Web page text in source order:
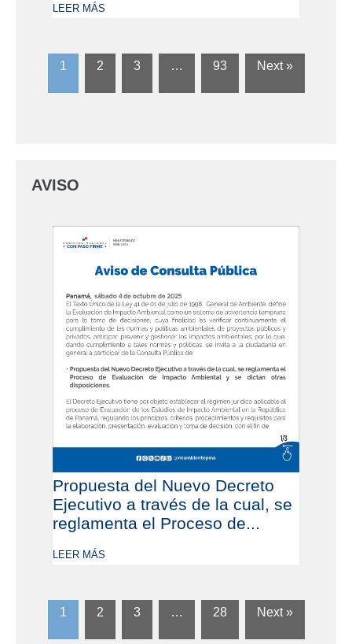
LEER MÁS
1 2 3 … 93 Next »
AVISO
Propuesta del Nuevo Decreto
Ejecutivo a través de la cual, se
reglamenta el Proceso de...
LEER MÁS
1 2 3 … 28 Next »